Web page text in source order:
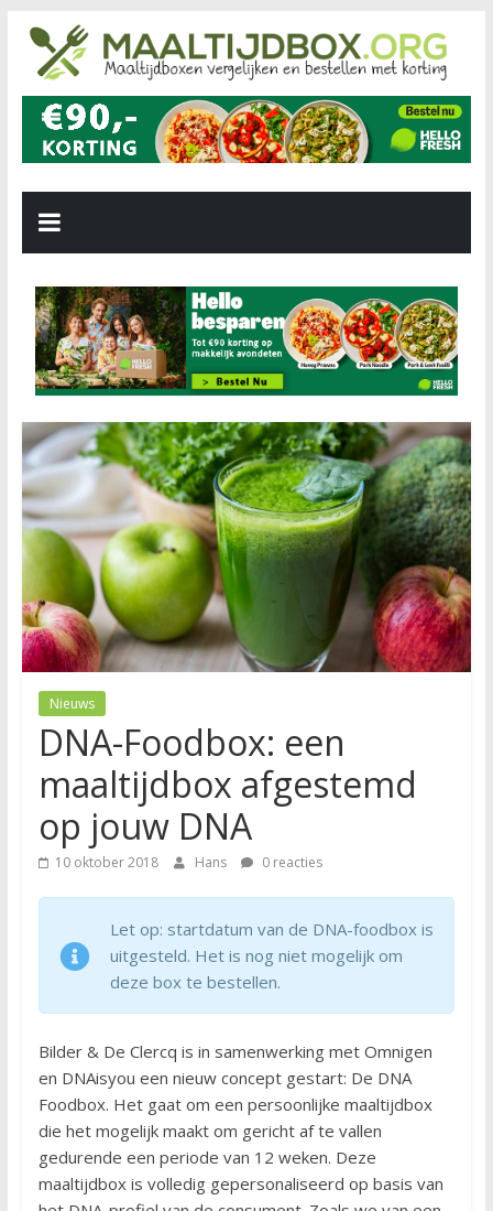
Nieuws
DNA-Foodbox: een
maaltijdbox afgestemd
op jouw DNA
10 oktober 2018 Hans 0 reacties
Let op: startdatum van de DNA-foodbox is
uitgesteld. Het is nog niet mogelijk om
deze box te bestellen.
Bilder & De Clercq is in samenwerking met Omnigen
en DNAisyou een nieuw concept gestart: De DNA
Foodbox. Het gaat om een persoonlijke maaltijdbox
die het mogelijk maakt om gericht af te vallen
gedurende een periode van 12 weken. Deze
maaltijdbox is volledig gepersonaliseerd op basis van